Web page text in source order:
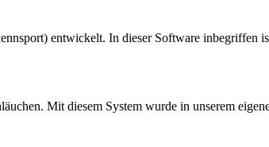
entwickelt. In dieser Software inbegriffen
Mit diesem System wurde in unserem